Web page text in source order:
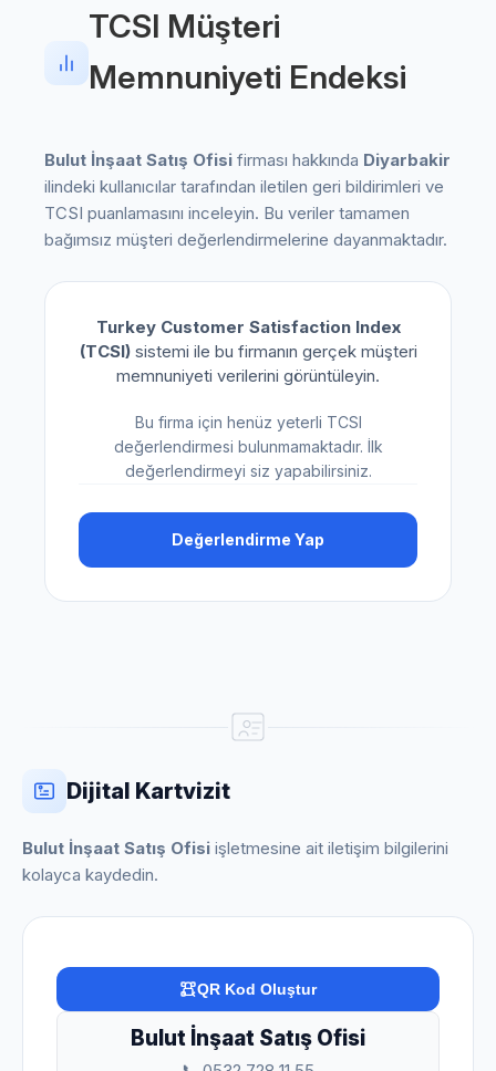
TCSI Müşteri
Memnuniyeti Endeksi
Bulut İnşaat Satış Ofisi firması hakkında Diyarbakir
ilindeki kullanıcılar tarafından iletilen geri bildirimleri ve
TCSI puanlamasını inceleyin. Bu veriler tamamen
bağımsız müşteri değerlendirmelerine dayanmaktadır.
Turkey Customer Satisfaction Index
(TCSI)sistemi ile bu firmanın gerçek müşteri
memnuniyeti verilerini görüntüleyin.
Bu firma için henüz yeterli TCSI
değerlendirmesi bulunmamaktadır. İlk
değerlendirmeyi siz yapabilirsiniz.
Değerlendirme Yap
Dijital Kartvizit
Bulut İnşaat Satış Ofisi işletmesine ait iletişim bilgilerini
kolayca kaydedin.
QR Kod Oluştur
Bulut İnşaat Satış Ofisi